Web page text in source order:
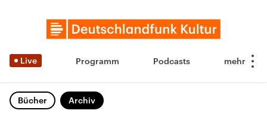
Live Programm Podcasts
Bücher Archiv